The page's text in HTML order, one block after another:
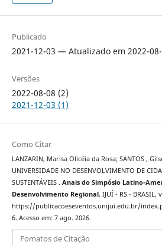
Publicado
2021-12-03 — Atualizado em 2022-
Versões
2022-08-08 (2)
2021-12-03 (1)
Como Citar
LANZARIN, Marisa Olicéia da Rosa; SANTOS ,
UNIVERSIDADE NO DESENVOLVIMENTO DE
SUSTENTÁVEIS . Anais do Simpósio Latino-
Desenvolvimento Regional, IJUÍ - RS -
https://publicacoeseventos.unijui.edu.br/
6. Acesso em: 7 ago. 2026.
Fomatos de Citação